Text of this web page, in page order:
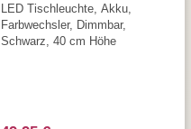
LED Tischleuchte, Akku,
Farbwechsler, Dimmbar,
Schwarz, 40 cm Höhe